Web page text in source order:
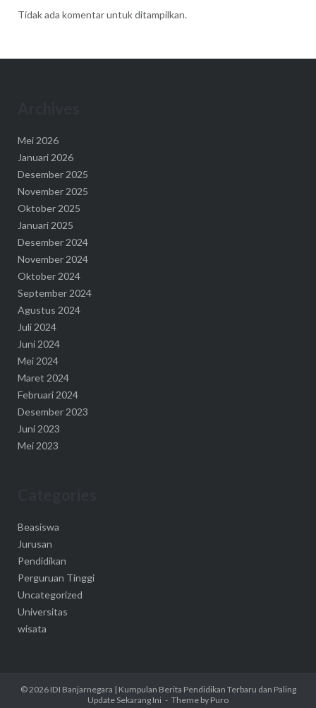
Tidak ada komentar untuk ditampilkan.
Mei 2026
Januari 2026
Desember 2025
November 2025
Oktober 2025
Januari 2025
Desember 2024
November 2024
Oktober 2024
September 2024
Agustus 2024
Juli 2024
Juni 2024
Mei 2024
Maret 2024
Februari 2024
Desember 2023
Juni 2023
Mei 2023
Beasiswa
Jurusan
Pendidikan
Perguruan Tinggi
Uncategorized
Universitas
wisata
© 2026 IDI Banjarnegara | Kumpulan Berita Pendidikan Terbaru dan Paling
Update Sekarang Ini
Theme by Puro